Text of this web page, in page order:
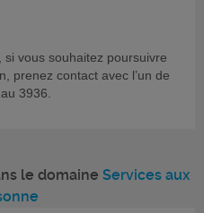
vous souhaitez poursuivre
prenez contact avec l’un de
3936.
le domaine Services aux